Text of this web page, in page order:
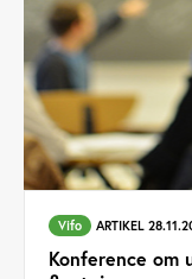
Vifo ARTIKEL
Konference om